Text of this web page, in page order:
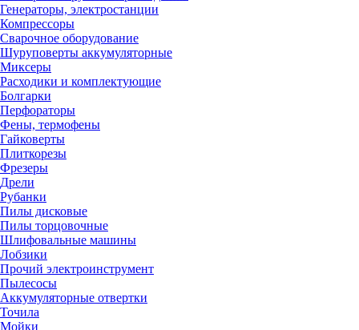
Генераторы, электростанции
Компрессоры
Сварочное оборудование
Шуруповерты аккумуляторные
Миксеры
Расходики и комплектующие
Болгарки
Перфораторы
Фены, термофены
Гайковерты
Плиткорезы
Фрезеры
Дрели
Рубанки
Пилы дисковые
Пилы торцовочные
Шлифовальные машины
Лобзики
Прочий электроинструмент
Пылесосы
Аккумуляторные отвертки
Точила
Мойки